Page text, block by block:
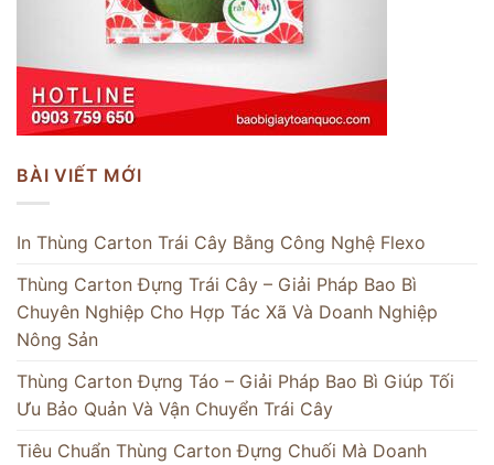
BÀI VIẾT MỚI
In Thùng Carton Trái Cây Bằng Công Nghệ Flexo
Thùng Carton Đựng Trái Cây – Giải Pháp Bao Bì
Chuyên Nghiệp Cho Hợp Tác Xã Và Doanh Nghiệp
Nông Sản
Thùng Carton Đựng Táo – Giải Pháp Bao Bì Giúp Tối
Ưu Bảo Quản Và Vận Chuyển Trái Cây
Tiêu Chuẩn Thùng Carton Đựng Chuối Mà Doanh